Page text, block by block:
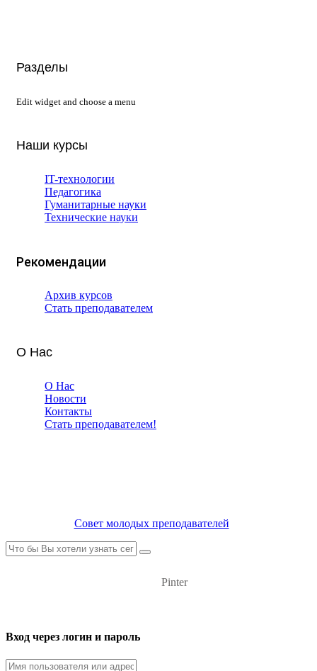
Разделы
Edit widget and choose a menu
Наши курсы
IT-технологии
Педагогика
Гуманитарные науки
Технические науки
Рекомендации
Архив курсов
Стать преподавателем
О Нас
О Нас
Новости
Контакты
Стать преподавателем!
Совет молодых преподавателей
Pinter
Вход через логин и пароль